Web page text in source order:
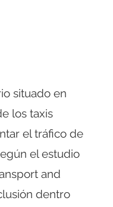
situado en
los taxis
el tráfico de
el estudio
and
dentro